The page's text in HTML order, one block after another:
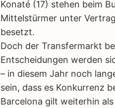
Konaté (17) stehen beim
Mittelstürmer unter
besetzt.
Doch der Transfermarkt
Entscheidungen werden
– in diesem Jahr noch
sein, dass es Konkurrenz
Barcelona gilt weiterhin